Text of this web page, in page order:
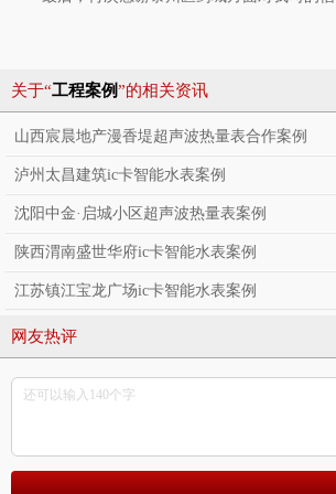
关于“工程案例”的相关资讯
山西宸晨地产漫香堤超声波热量表合作案例
泸州太昌建筑ic卡智能水表案例
沈阳中金·启城小区超声波热量表案例
陕西渭南盛世华府ic卡智能水表案例
江苏镇江宝龙广场ic卡智能水表案例
网友热评